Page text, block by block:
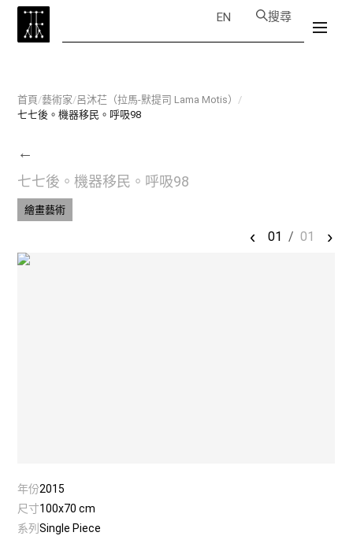
EN 搜尋
首頁/藝術家/呂沐芢（拉馬-默提司 Lama Motis） /
七七後。機器移民。呼吸98
←
七七後。機器移民。呼吸98
繪畫藝術
‹ 01 / 01 ›
年份2015
尺寸100x70 cm
系列Single Piece